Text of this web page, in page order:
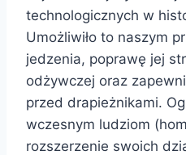
technologicznych w
Umożliwiło to naszym
jedzenia, poprawę jej
odżywczej oraz
przed drapieżnikami.
wczesnym ludziom
rozszerzenie swoich